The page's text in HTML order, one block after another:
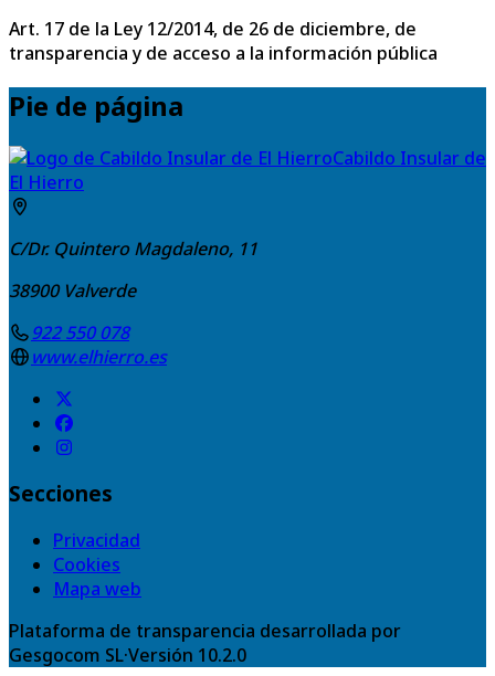
Art. 17 de la Ley 12/2014, de 26 de diciembre, de
transparencia y de acceso a la información pública
Pie de página
Cabildo Insular de
El Hierro
C/Dr. Quintero Magdaleno, 11
38900 Valverde
922 550 078
www.elhierro.es
Secciones
Privacidad
Cookies
Mapa web
Plataforma de transparencia desarrollada por
Gesgocom SL·Versión 10.2.0